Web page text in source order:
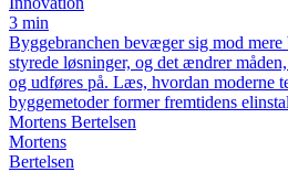
3 min
Byggebranchen bevæger sig mod
styrede løsninger, og det ændrer
og udføres på. Læs, hvordan moderne
byggemetoder former fremtidens
Mortens Bertelsen
Mortens
Bertelsen